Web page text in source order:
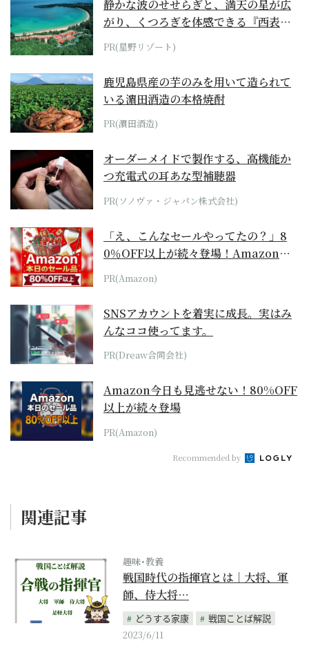
静かな波のせせらぎと、満天の星が広
がり、くつろぎを体感できる『西表島
ホテル by...
PR(星野リゾート)
鹿児島県産の芋のみを用いて造られて
いる濵田酒造の本格焼酎
PR(濵田酒造)
オーダーメイドで製作する、高機能か
つ充電式の耳あな型補聴器
PR(ソノヴァ・ジャパン株式会社)
「え、こんなセールやってたの？」8
0％OFF以上が続々登場！Amazonの
本気が...
PR(Amazon)
SNSアカウントを着実に成長。実はみ
んなココ使ってます。
PR(Dreaw合同会社)
Amazon今日も見逃せない！80%OFF
以上が続々登場
PR(Amazon)
Recommended by
関連記事
趣味･教養
戦国時代の指揮官とは｜大将、軍
師、侍大将…
どうする家康
戦国ことば解説
2023/6/11